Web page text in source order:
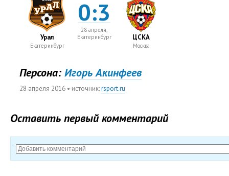
Урал
Екатеринбург
0:3
28 апреля,
Екатеринбург
ЦСКА
Москва
Персона: Игорь Акинфеев
28 апреля 2016 • источник:rsport.ru
Оставить первый комментарий